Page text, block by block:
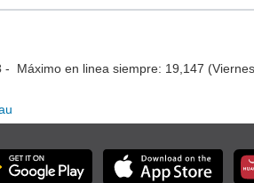
- Máximo en linea siempre: 19,147